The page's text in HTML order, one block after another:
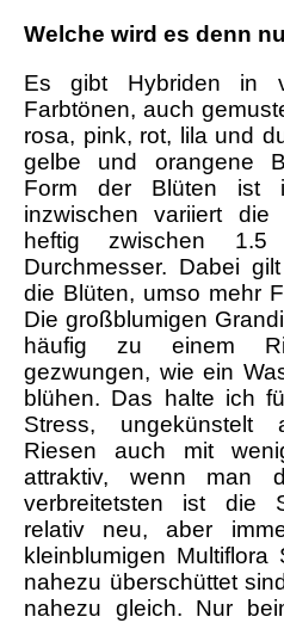
Welche wird es denn
Es gibt Hybriden in
Farbtönen, auch
rosa, pink, rot, lila und
gelbe und orangene
Form der Blüten ist
inzwischen variiert die
heftig zwischen
Durchmesser. Dabei
die Blüten, umso mehr
Die großblumigen
häufig zu einem
gezwungen, wie ein
blühen. Das halte ich
Stress, ungekünstelt
Riesen auch mit
attraktiv, wenn man
verbreitetsten ist die
relativ neu, aber
kleinblumigen
nahezu überschüttet
nahezu gleich. Nur